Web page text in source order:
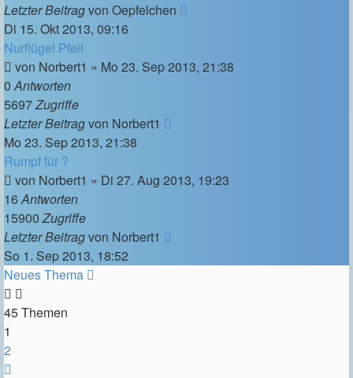
Letzter Beitragvon Oepfelchen
Di 15. Okt 2013, 09:16
Nurflügel Pfeil
von Norbert1 » Mo 23. Sep 2013, 21:38
0Antworten
5697Zugriffe
Letzter Beitragvon Norbert1
Mo 23. Sep 2013, 21:38
Rumpf für ?
von Norbert1 » Di 27. Aug 2013, 19:23
16Antworten
15900Zugriffe
Letzter Beitragvon Norbert1
So 1. Sep 2013, 18:52
Neues Thema
45 Themen
1
2